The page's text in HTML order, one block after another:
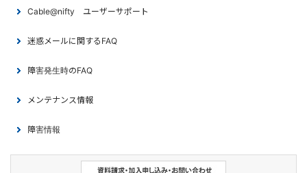
Cable@nifty ユーザーサポート
迷惑メールに関するFAQ
障害発生時のFAQ
メンテナンス情報
障害情報